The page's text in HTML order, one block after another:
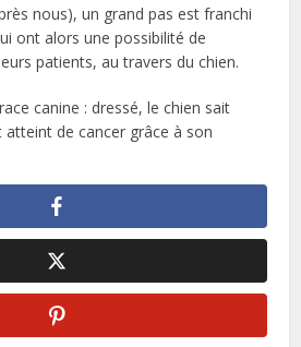
nous), un grand pas est franchi
ont alors une possibilité de
patients, au travers du chien.
canine : dressé, le chien sait
de cancer grâce à son